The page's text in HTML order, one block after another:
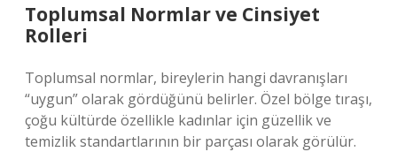
Toplumsal Normlar ve Cinsiyet
Rolleri
Toplumsal normlar, bireylerin hangi davranışları
“uygun” olarak gördüğünü belirler. Özel bölge tıraşı,
çoğu kültürde özellikle kadınlar için güzellik ve
temizlik standartlarının bir parçası olarak görülür.